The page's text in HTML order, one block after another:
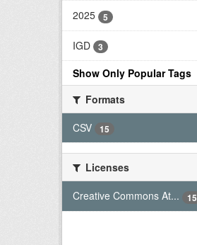
2025 5
IGD 3
Show Only Popular Tags
Formats
CSV
15
Licenses
Creative Commons At...
15